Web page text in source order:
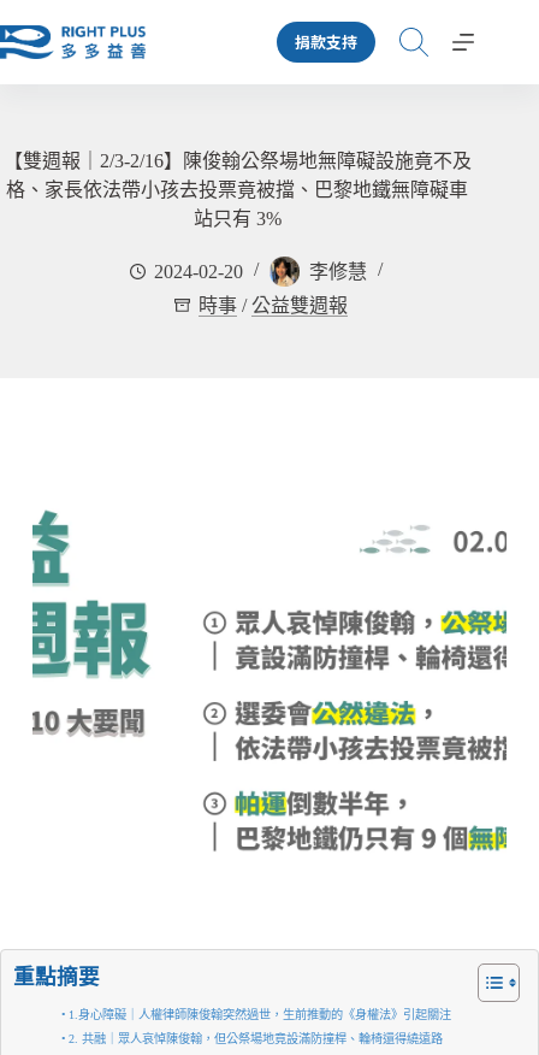
至
捐款支持
【雙週報｜2/3-2/16】陳俊翰公祭場地無障礙設施竟不及
格、家長依法帶小孩去投票竟被擋、巴黎地鐵無障礙車
站只有 3%
2024-02-20
李修慧
時事 /公益雙週報
重點摘要
1.身心障礙｜人權律師陳俊翰突然過世，生前推動的《身權法》引起關注
2. 共融｜眾人哀悼陳俊翰，但公祭場地竟設滿防撞桿、輪椅還得繞遠路